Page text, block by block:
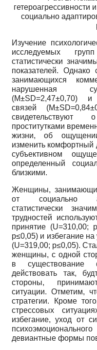
гетероагрессивности
социально
Изучение
исследуемых
статистически
показателей. Однако
занимающихся
нарушенная
(M±SD=2,47±0,70)
связей
проститутками
жизни, об
изменить комфортный
субъективном
определенный
близкими.
Женщины,
от социально
статистически
трудностей
принятие (U=310,00;
p≤0,05) и избегание на
(U=319,00; p≤0,05).
женщины, с одной
в существование
действовать так,
стороны,
ситуации. Отметим,
стратегии. Кроме
стрессовых
избегание, уход от
девиантные формы